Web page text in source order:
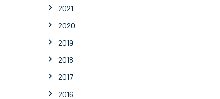
2021
2020
2019
2018
2017
2016